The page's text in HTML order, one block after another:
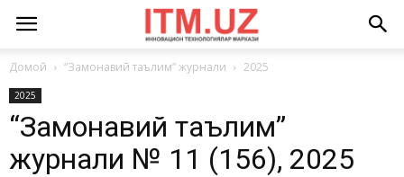
Домой “Замонавий таълим” журнали 2025
2025
“Замонавий таълим”
журнали № 11 (156), 2025